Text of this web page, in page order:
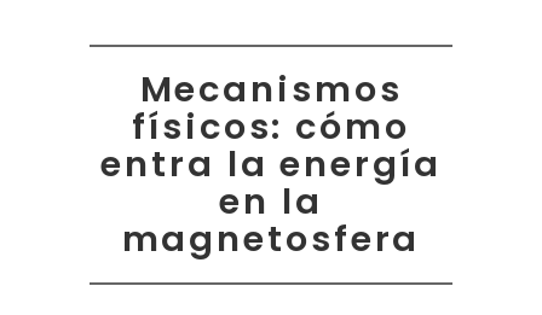
Mecanismos
físicos: cómo
entra la energía
en la
magnetosfera